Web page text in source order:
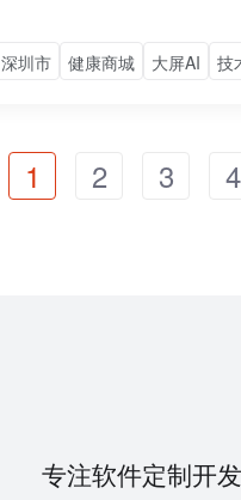
深圳市 健康商城 大屏AI 技
1 2 3 4
专注软件定制开